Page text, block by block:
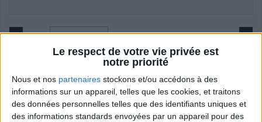
Le respect de votre vie privée est
notre priorité
Nous et nos partenaires stockons et/ou accédons à des
informations sur un appareil, telles que les cookies, et traitons
des données personnelles telles que des identifiants uniques et
des informations standards envoyées par un appareil pour des